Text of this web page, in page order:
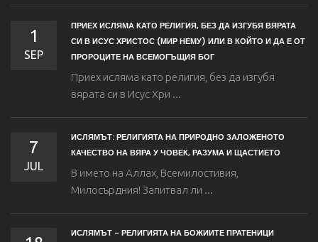
1
SEP
ПРИЕХ ИСЛЯМА КАТО РЕЛИГИЯ, БЕЗ ДА ИЗГУБЯ ВЯРАТА
СИ В ИСУС ХРИСТОС (МИР НЕМУ) ИЛИ В КОЙТО И ДА Е ОТ
ПРОРОЦИТЕ НА ВСЕМОГЪЩИЯ БОГ
Приех исляма като религия, без да изгубя
вярата си в Исус Хри ...
7
JUL
ИСЛЯМЪТ: РЕЛИГИЯТА НА ПРИРОДНО ЗАЛОЖЕНОТО
КАЧЕСТВО НА ВЯРА У ЧОВЕК, РАЗУМА И ЩАСТИЕТО
В името на Аллах, Всемилостивия,
Милосърдния! Запитвал ли ...
ИСЛЯМЪТ - РЕЛИГИЯТА НА БОЖИИТЕ ПРАТЕНИЦИ